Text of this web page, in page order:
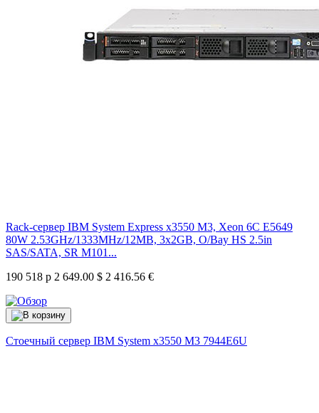
Rack-сервер IBM System Express x3550 M3, Xeon 6C E5649
80W 2.53GHz/1333MHz/12MB, 3x2GB, O/Bay HS 2.5in
SAS/SATA, SR M101...
190 518 р 2 649.00 $ 2 416.56 €
Стоечный сервер IBM System x3550 M3 7944E6U